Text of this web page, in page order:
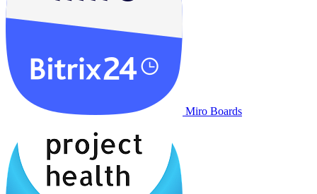
Miro Boards